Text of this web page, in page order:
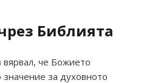
Библията
че Божието
за духовното